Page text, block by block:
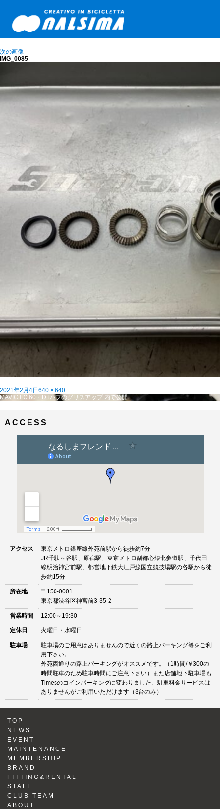
次の画像
IMG_0085
投
稿
2021年2月4日 フ
ル
640 × 640
投
ゲ
MAVIC ID360・DTハブのグリスアップ 内で公開
ACCESS
アクセス
東京メトロ銀座線外苑前駅から徒歩約7分
JR千駄ヶ谷駅、原宿駅、東京メトロ副都心線北参道駅、千代田
線明治神宮前駅、都営地下鉄大江戸線国立競技場駅の各駅から徒
歩約15分
所在地
〒150-0001
東京都渋谷区神宮前3-35-2
営業時間 12:00～19:30
定休日 火曜日・水曜日
駐車場
駐車場のご用意はありませんので近くの路上パーキング等をご利
用下さい。
外苑西通りの路上パーキングがオススメです。（1時間/￥300の
時間駐車のため駐車時間にご注意下さい）また店舗地下駐車場も
Timesのコインパーキングに変わりました。駐車料金サービスは
ありませんがご利用いただけます（3台のみ）
TOP
NEWS
EVENT
MAINTENANCE
MEMBERSHIP
BRAND
FITTING&RENTAL
STAFF
CLUB TEAM
ABOUT